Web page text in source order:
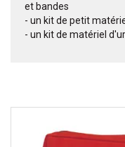
et bandes
- un kit de petit
- un kit de matériel